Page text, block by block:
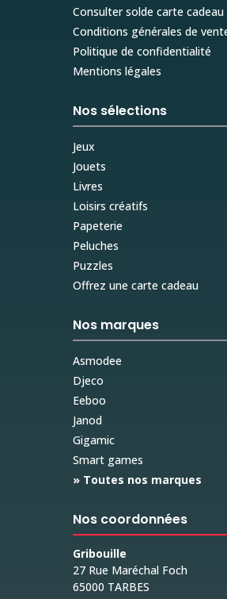
Consulter solde carte cadeau
Conditions générales de
Politique de confidentialité
Mentions légales
Nos sélections
Jeux
Jouets
Livres
Loisirs créatifs
Papeterie
Peluches
Puzzles
Offrez une carte cadeau
Nos marques
Asmodee
Djeco
Eeboo
Janod
Gigamic
Smart games
» Toutes nos marques
Nos coordonnées
Gribouille
27 Rue Maréchal Foch
65000 TARBES